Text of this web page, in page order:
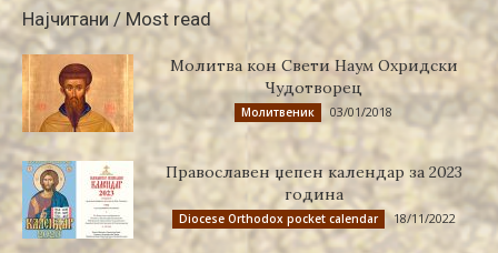
Најчитани / Most read
Молитва кон Свети Наум Охридски
Чудотворец
Молитвеник 03/01/2018
Православен џепен календар за 2023
година
Diocese Orthodox pocket calendar 18/11/2022